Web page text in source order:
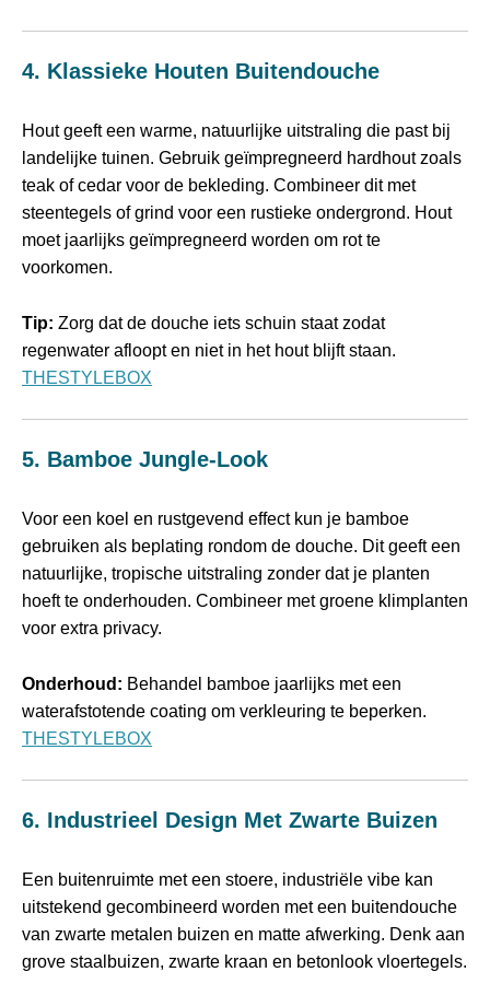
4. Klassieke Houten Buitendouche
Hout geeft een warme, natuurlijke uitstraling die past bij
landelijke tuinen. Gebruik geïmpregneerd hardhout zoals
teak of cedar voor de bekleding. Combineer dit met
steentegels of grind voor een rustieke ondergrond. Hout
moet jaarlijks geïmpregneerd worden om rot te
voorkomen.
Tip: Zorg dat de douche iets schuin staat zodat
regenwater afloopt en niet in het hout blijft staan.
THESTYLEBOX
5. Bamboe Jungle‑look
Voor een koel en rustgevend effect kun je bamboe
gebruiken als beplating rondom de douche. Dit geeft een
natuurlijke, tropische uitstraling zonder dat je planten
hoeft te onderhouden. Combineer met groene klimplanten
voor extra privacy.
Onderhoud: Behandel bamboe jaarlijks met een
waterafstotende coating om verkleuring te beperken.
THESTYLEBOX
6. Industrieel Design Met Zwarte Buizen
Een buitenruimte met een stoere, industriële vibe kan
uitstekend gecombineerd worden met een buitendouche
van zwarte metalen buizen en matte afwerking. Denk aan
grove staalbuizen, zwarte kraan en betonlook vloertegels.